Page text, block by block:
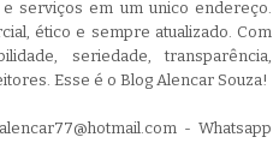
serviços em um unico endereço.
ético e sempre atualizado. Com
seriedade, transparência,
Esse é o Blog Alencar Souza!
- Whatsapp